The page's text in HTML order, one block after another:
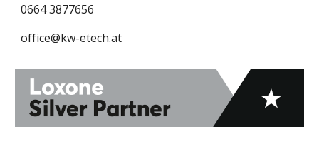
0664 3877656
office@kw-etech.at